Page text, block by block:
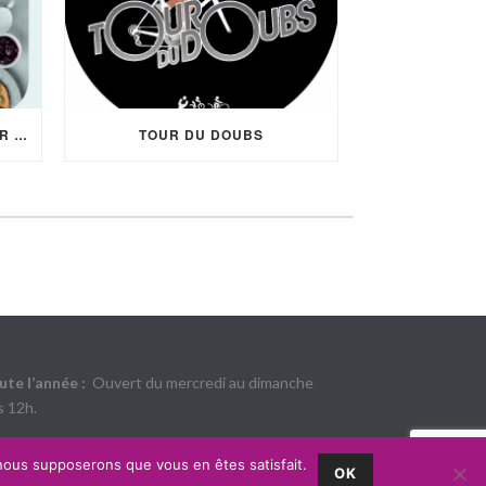
BRUNCH DU 1ER ET 2 JANVIER 2023 TOUR DU DOUBS
l’année : Ouvert du mercredi au dimanche
12h.
supposerons que vous en êtes satisfait. OK